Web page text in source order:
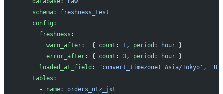
    schema
: freshness_test
    config
:
      freshness
:
        warn_after
:  { count : 1 , period : hour }
        error_after
: { count : 3, period : hour }
      loaded_at_field
:
"convert_timezone('Asia/Tokyo',
    tables
:
      -
name: orders_ntz_jst